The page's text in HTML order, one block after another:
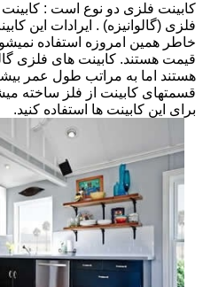
کابینت فلزی دو نوع است :
فلزی (گالوانیزه) . ایرادات این
خاطر همین امروزه استفاده
قیمت هستند. کابینت های فلزی
هستند اما به مراتب طول عمر
قسمتهای کابینت از فلز ساخته
برای این کابینت ها استفاده کنید.